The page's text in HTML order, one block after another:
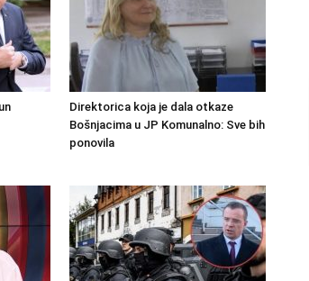
Direktorica koja je dala otkaze
Bošnjacima u JP Komunalno: Sve bih
ponovila